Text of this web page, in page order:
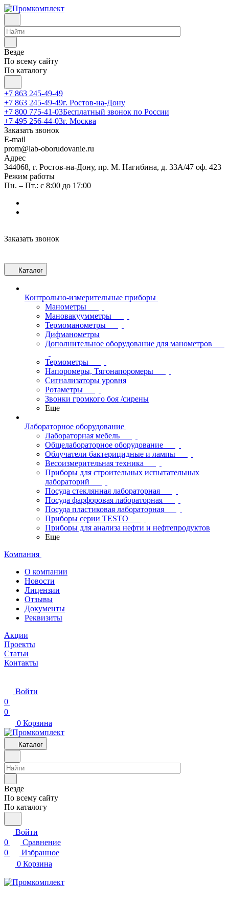
Везде
По всему сайту
По каталогу
+7 863 245-49-49
+7 863 245-49-49г. Ростов-на-Дону
+7 800 775-41-03Бесплатный звонок по России
+7 495 256-44-03г. Москва
Заказать звонок
E-mail
prom@lab-oborudovanie.ru
Адрес
344068, г. Ростов-на-Дону, пр. М. Нагибина, д. 33А/47 оф. 423
Режим работы
Пн. – Пт.: с 8:00 до 17:00
Заказать звонок
Каталог
Контрольно-измерительные приборы
Манометры
Мановакуумметры
Термоманометры
Дифманометры
Дополнительное оборудование для манометров
Термометры
Напоромеры, Тягонапоромеры
Сигнализаторы уровня
Ротаметры
Звонки громкого боя /сирены
Еще
Лабораторное оборудование
Лабораторная мебель
Общелабораторное оборудование
Облучатели бактерицидные и лампы
Весоизмерительная техника
Приборы для строительных испытательных
лабораторий
Посуда стеклянная лабораторная
Посуда фарфоровая лабораторная
Посуда пластиковая лабораторная
Приборы серии TESTO
Приборы для анализа нефти и нефтепродуктов
Еще
Компания
О компании
Новости
Лицензии
Отзывы
Документы
Реквизиты
Акции
Проекты
Статьи
Контакты
Войти
0
0
0 Корзина
Каталог
Везде
По всему сайту
По каталогу
Войти
0
Сравнение
0
Избранное
0 Корзина